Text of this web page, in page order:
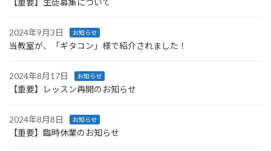
2024年9月3日 お知らせ
当教室が、「ギタコン」様で紹介されました！
2024年8月17日 お知らせ
【重要】レッスン再開のお知らせ
2024年8月8日 お知らせ
【重要】臨時休業のお知らせ